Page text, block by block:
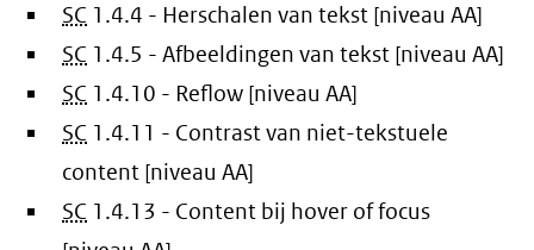
SC 1.4.4 - Herschalen van tekst [niveau AA]
SC 1.4.5 - Afbeeldingen van tekst [niveau AA]
SC 1.4.10 - Reflow [niveau AA]
SC 1.4.11 - Contrast van niet-tekstuele
content [niveau AA]
SC 1.4.13 - Content bij hover of focus